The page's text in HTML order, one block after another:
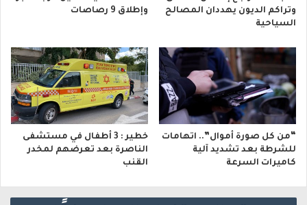
وتراكم الديون يهددان المصالح
السياحية
وإطلاق 9 رصاصات
“من كل صورة أموال”.. اتهامات
للشرطة بعد تشديد آلية
كاميرات السرعة
خطير : 3 أطفال في مستشفى
الناصرة بعد تعرضهم لمخدر
القنب